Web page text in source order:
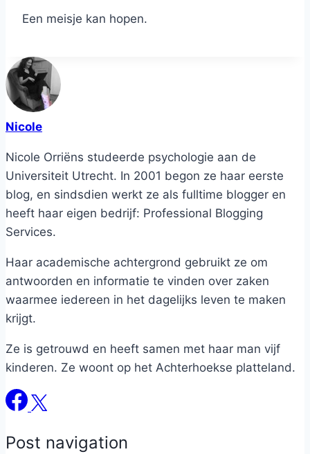
Een meisje kan hopen.
Nicole
Nicole Orriëns studeerde psychologie aan de
Universiteit Utrecht. In 2001 begon ze haar eerste
blog, en sindsdien werkt ze als fulltime blogger en
heeft haar eigen bedrijf: Professional Blogging
Services.
Haar academische achtergrond gebruikt ze om
antwoorden en informatie te vinden over zaken
waarmee iedereen in het dagelijks leven te maken
krijgt.
Ze is getrouwd en heeft samen met haar man vijf
kinderen. Ze woont op het Achterhoekse platteland.
Post navigation